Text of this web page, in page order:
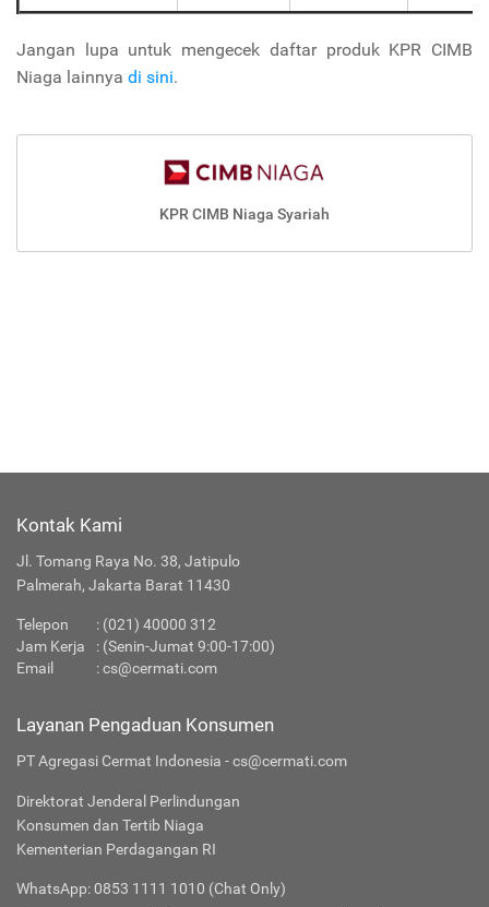
Jangan lupa untuk mengecek daftar produk KPR CIMB
Niaga lainnya di sini.
KPR CIMB Niaga Syariah
Kontak Kami
Jl. Tomang Raya No. 38, Jatipulo
Palmerah, Jakarta Barat 11430
Telepon : (021) 40000 312
Jam Kerja
: (Senin-Jumat 9:00-17:00)
Email
:cs@cermati.com
Layanan Pengaduan Konsumen
PT Agregasi Cermat Indonesia - cs@cermati.com
Direktorat Jenderal Perlindungan
Konsumen dan Tertib Niaga
Kementerian Perdagangan RI
WhatsApp: 0853 1111 1010 (Chat Only)